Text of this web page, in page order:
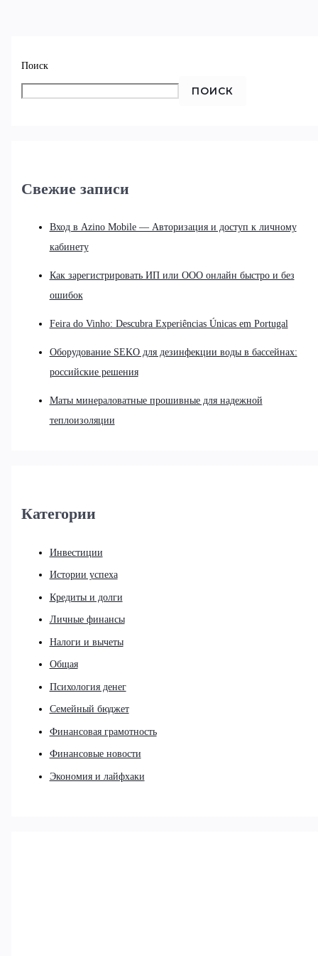
Поиск
ПОИСК
Свежие записи
Вход в Azino Mobile — Авторизация и доступ к личному
кабинету
Как зарегистрировать ИП или ООО онлайн быстро и без
ошибок
Feira do Vinho: Descubra Experiências Únicas em Portugal
Оборудование SEKO для дезинфекции воды в бассейнах:
российские решения
Маты минераловатные прошивные для надежной
теплоизоляции
Категории
Инвестиции
Истории успеха
Кредиты и долги
Личные финансы
Налоги и вычеты
Общая
Психология денег
Семейный бюджет
Финансовая грамотность
Финансовые новости
Экономия и лайфхаки